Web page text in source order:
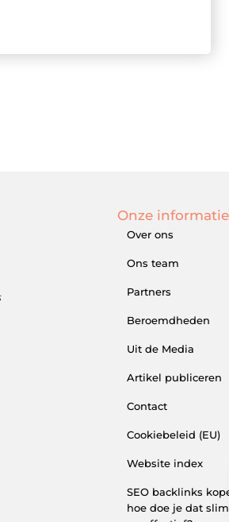
Onze informatie
Over ons
Ons team
Partners
Beroemdheden
Uit de Media
Artikel publiceren
Contact
Cookiebeleid (EU)
Website index
SEO backlinks
hoe doe je dat slim